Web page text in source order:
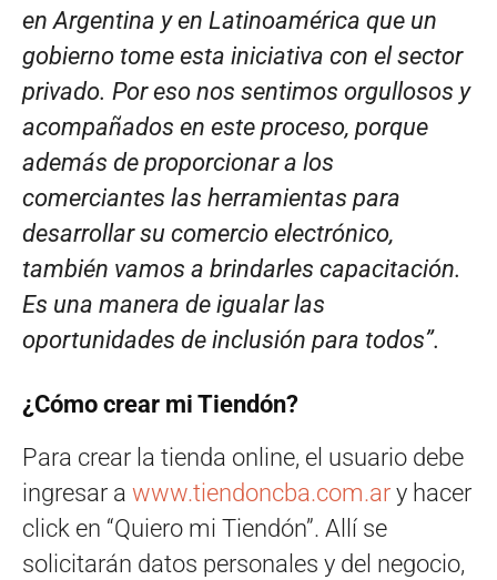
en Argentina y en Latinoamérica que un
gobierno tome esta iniciativa con el sector
privado. Por eso nos sentimos orgullosos y
acompañados en este proceso, porque
además de proporcionar a los
comerciantes las herramientas para
desarrollar su comercio electrónico,
también vamos a brindarles capacitación.
Es una manera de igualar las
oportunidades de inclusión para todos”.
¿Cómo crear mi Tiendón?
Para crear la tienda online, el usuario debe
ingresar a www.tiendoncba.com.ar y hacer
click en “Quiero mi Tiendón”. Allí se
solicitarán datos personales y del negocio,